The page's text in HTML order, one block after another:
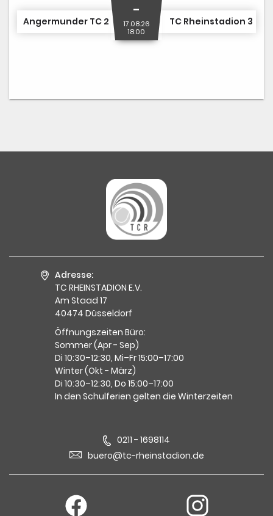
Angermunder TC 2
-
17.08.26
18:00
TC Rheinstadion 3
Adresse:
TC RHEINSTADION E.V.
Am Staad 17
40474 Düsseldorf
Öffnungszeiten Büro:
Sommer (Apr - Sep)
Di 10:30–12:30, Mi–Fr 15:00–17:00
Winter (Okt - März)
Di 10:30–12:30, Do 15:00–17:00
In den Schulferien gelten die Winterzeiten
0211 - 1698114
buero@tc-rheinstadion.de